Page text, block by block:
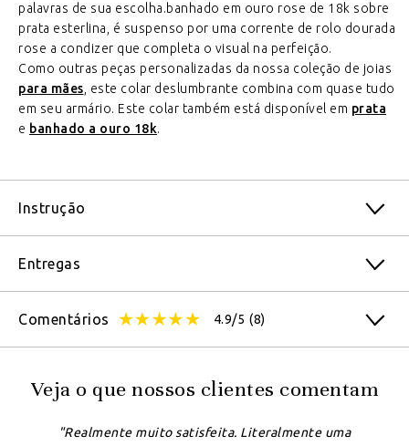
palavras de sua escolha.banhado em ouro rose de 18k sobre
prata esterlina, é suspenso por uma corrente de rolo dourada
rose a condizer que completa o visual na perfeição.
Como outras peças personalizadas da nossa coleção de joias
para mães, este colar deslumbrante combina com quase tudo
em seu armário. Este colar também está disponível em prata
e banhado a ouro 18k.
Instrução
Entregas
Comentários 4.9/5 (8)
Veja o que nossos clientes comentam
"Realmente muito satisfeita. Literalmente uma